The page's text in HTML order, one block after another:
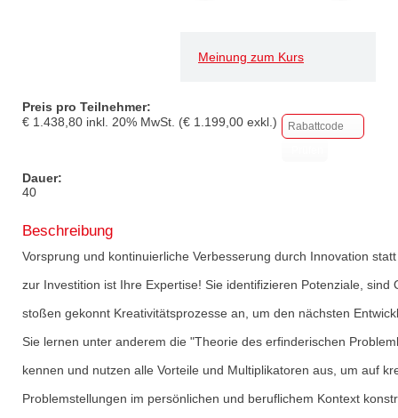
Meinung zum Kurs
Preis pro Teilnehmer:
€ 1.438,80 inkl. 20% MwSt. (€ 1.199,00 exkl.)
Dauer:
40
Beschreibung
Vorsprung und kontinuierliche Verbesserung durch Innovation
zur Investition ist Ihre Expertise! Sie identifizieren Potenziale, sind
stoßen gekonnt Kreativitätsprozesse an, um den nächsten
Sie lernen unter anderem die "Theorie des erfinderischen
kennen und nutzen alle Vorteile und Multiplikatoren aus, um auf
Problemstellungen im persönlichen und beruflichem Kontext